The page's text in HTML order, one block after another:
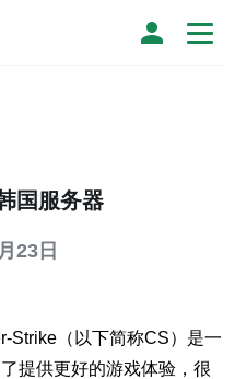
国服务器
23日
Strike（以下简称CS）是一
提供更好的游戏体验，很